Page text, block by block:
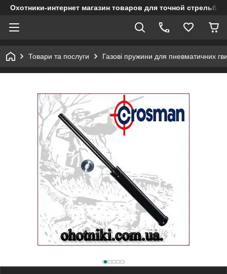
Охотники-интернет магазин товаров для точной стрельбы
Товари та послуги Газові пружини для пневматичних